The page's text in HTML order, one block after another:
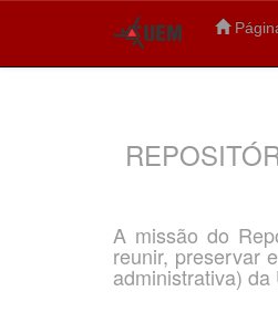
A missão do
reunir, preservar
administrativa)